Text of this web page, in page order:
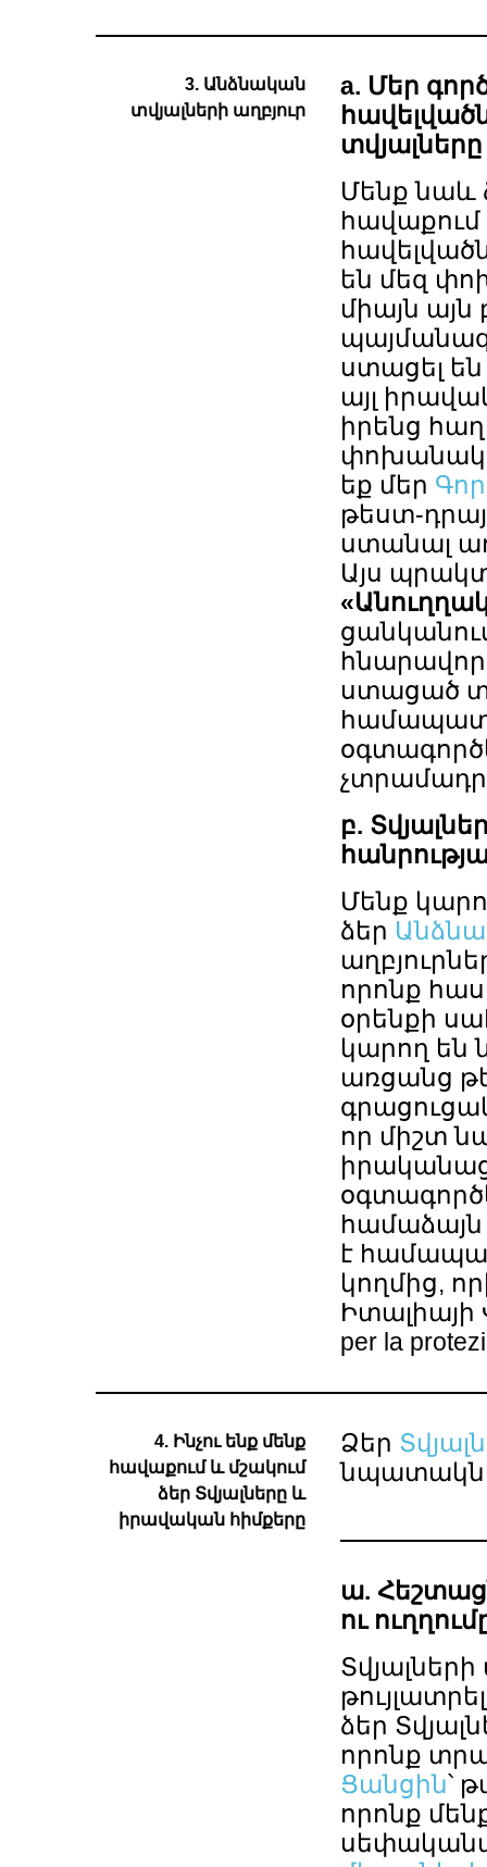
3. Անձնական
տվյալների աղբյուր
a. Մեր
տվյալները
Մենք նաև
հավաքում
են մեզ
միայն
ստացել են
այլ
իրենց
եք մեր
թեստ-
ստանալ
Այս
հնարավոր
ստացած
բ.
Մենք
ձեր
որոնք
օրենքի
կարող են
առցանց
որ միշտ
համաձայն
է
կողմից,
Իտալիայի
per la
4. Ինչու ենք մենք
հավաքում և մշակում
ձեր Տվյալները և
իրավական հիմքերը
Ձեր
ա.
ու
ձեր
որոնք
Ցանցին՝
որոնք